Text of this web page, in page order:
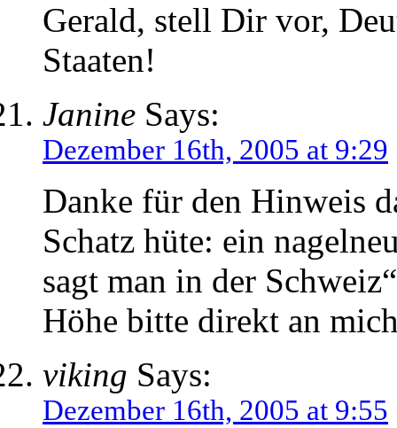
Gerald, stell Dir vor,
Staaten!
Janine Says:
Dezember 16th, 2005 at 9:29
Danke für den Hinweis
Schatz hüte: ein
sagt man in der
Höhe bitte direkt an
viking Says:
Dezember 16th, 2005 at 9:55